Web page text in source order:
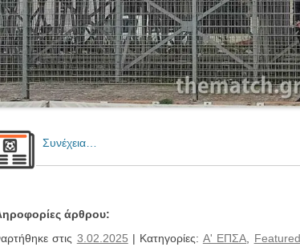
Συνέχεια…
άρθρου:
στις 3.02.2025 | Κατηγορίες: Α' ΕΠΣΑ, Featured